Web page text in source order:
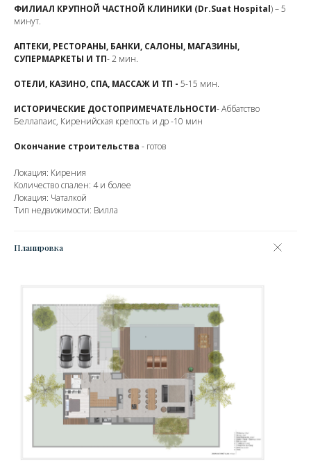
ФИЛИАЛ КРУПНОЙ ЧАСТНОЙ КЛИНИКИ (Dr.Suat Hospital) – 5
минут.
АПТЕКИ, РЕСТОРАНЫ, БАНКИ, САЛОНЫ, МАГАЗИНЫ,
СУПЕРМАРКЕТЫ И ТП- 2 мин.
ОТЕЛИ, КАЗИНО, СПА, МАССАЖ И ТП - 5-15 мин.
ИСТОРИЧЕСКИЕ ДОСТОПРИМЕЧАТЕЛЬНОСТИ- Аббатство
Беллапаис, Киренийская крепость и др -10 мин
Окончание строительства - готов
Локация: Кирения
Количество спален: 4 и более
Локация: Чаталкой
Тип недвижимости: Вилла
Планировка